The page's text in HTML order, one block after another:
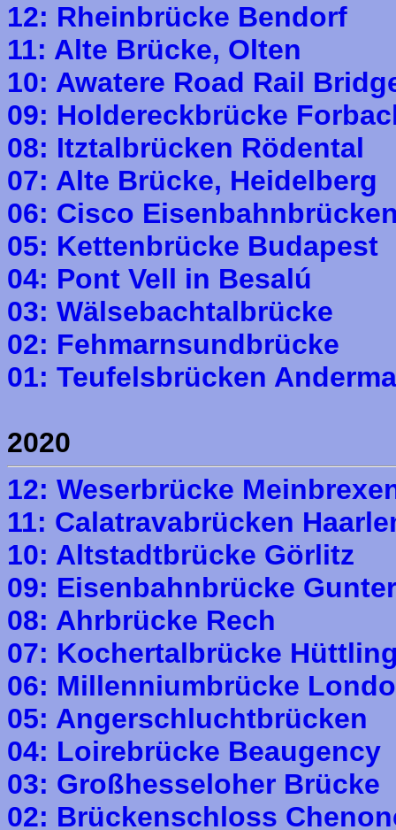
12: Rheinbrücke Bendorf
11: Alte Brücke, Olten
10: Awatere Road Rail
09: Holdereckbrücke
08: Itztalbrücken Rödental
07: Alte Brücke, Heidelberg
06: Cisco
05: Kettenbrücke Budapest
04: Pont Vell in Besalú
03: Wälsebachtalbrücke
02: Fehmarnsundbrücke
01: Teufelsbrücken
2020
12: Weserbrücke
11: Calatravabrücken
10: Altstadtbrücke Görlitz
09: Eisenbahnbrücke
08: Ahrbrücke Rech
07: Kochertalbrücke
06: Millenniumbrücke
05: Angerschluchtbrücken
04: Loirebrücke Beaugency
03: Großhesseloher Brücke
02: Brückenschloss